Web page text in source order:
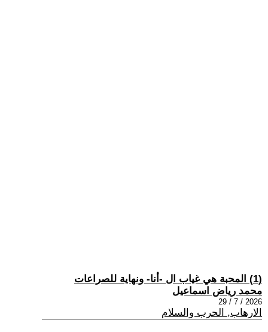
(1) المحبة هي غياب ال -أنا- ونهاية للصراعات
محمد رياض اسماعيل
2026 / 7 / 29
الارهاب, الحرب والسلام